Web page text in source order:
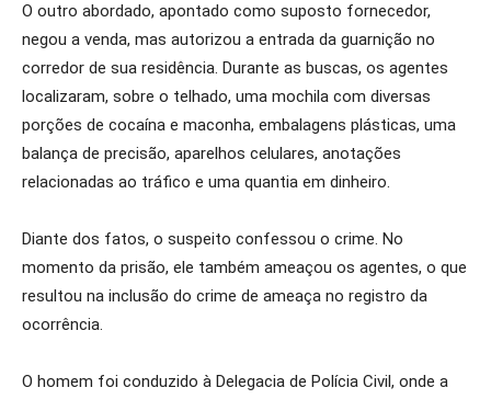
O outro abordado, apontado como suposto fornecedor,
negou a venda, mas autorizou a entrada da guarnição no
corredor de sua residência. Durante as buscas, os agentes
localizaram, sobre o telhado, uma mochila com diversas
porções de cocaína e maconha, embalagens plásticas, uma
balança de precisão, aparelhos celulares, anotações
relacionadas ao tráfico e uma quantia em dinheiro.
Diante dos fatos, o suspeito confessou o crime. No
momento da prisão, ele também ameaçou os agentes, o que
resultou na inclusão do crime de ameaça no registro da
ocorrência.
O homem foi conduzido à Delegacia de Polícia Civil, onde a